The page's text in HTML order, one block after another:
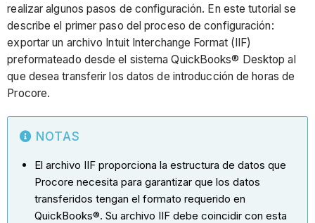
realizar algunos pasos de configuración. En este tutorial se
describe el primer paso del proceso de configuración:
exportar un archivo Intuit Interchange Format (IIF)
preformateado desde el sistema QuickBooks® Desktop al
que desea transferir los datos de introducción de horas de
Procore.
NOTAS
El archivo IIF proporciona la estructura de datos que
Procore necesita para garantizar que los datos
transferidos tengan el formato requerido en
QuickBooks®. Su archivo IIF debe coincidir con esta